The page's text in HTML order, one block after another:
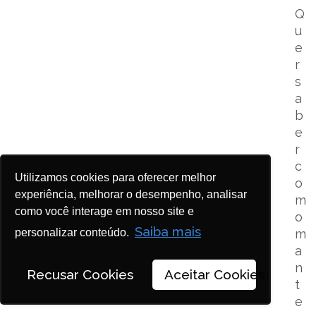
Utilizamos cookies para oferecer melhor
experiência, melhorar o desempenho, analisar
como você interage em nosso site e
personalizar conteúdo. Saiba mais
Recusar Cookies Aceitar Cookies
Q
u
e
r
s
a
b
e
r
c
o
m
o
m
a
n
t
e